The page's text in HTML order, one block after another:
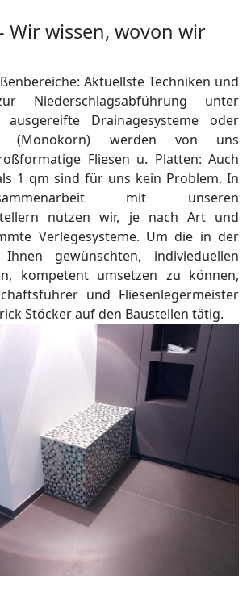
Wir wissen, wovon wir
Aktuellste Techniken und
Niederschlagsabführung unter
Drainagesysteme oder
(Monokorn) werden von uns
Fliesen u. Platten: Auch
1 qm sind für uns kein Problem. In
mit unseren
nutzen wir, je nach Art und
Verlegesysteme. Um die in der
gewünschten, indivieduellen
kompetent umsetzen zu können,
und Fliesenlegermeister
Stöcker auf den Baustellen tätig.